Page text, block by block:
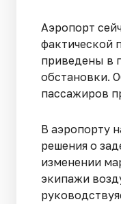
Аэропорт
фактической
приведены в
обстановки.
пассажиров
В аэропорту
решения о
изменении
экипажи